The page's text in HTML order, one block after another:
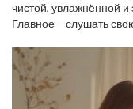
чистой, увлажнённой
Главное – слушать